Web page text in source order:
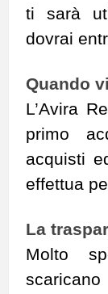
ti sarà
dovrai
Quando
L’Avira
primo
acquisti
effettua
La
Molto